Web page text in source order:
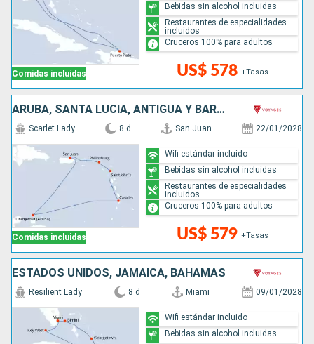
Comidas incluidas US$ 578 +Tasas
Bebidas sin alcohol incluidas
Restaurantes de especialidades
incluidos
Cruceros 100% para adultos
ARUBA, SANTA LUCIA, ANTIGUA Y BARBUDA, SAN MARTÍN, PUERTO RICO
Comidas incluidas
Scarlet Lady 8 d San Juan 22/01/2028
US$ 579 +Tasas
Wifi estándar incluido
Bebidas sin alcohol incluidas
Restaurantes de especialidades
incluidos
Cruceros 100% para adultos
ESTADOS UNIDOS, JAMAICA, BAHAMAS
Resilient Lady 8 d Miami 09/01/2028
Wifi estándar incluido
Bebidas sin alcohol incluidas